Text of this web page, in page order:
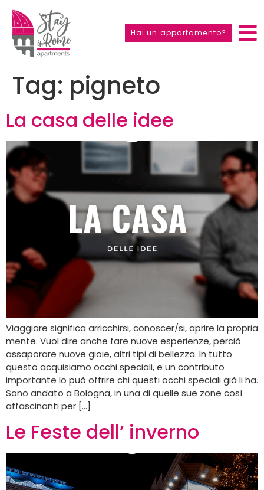
Hai un appartamento?
Tag: pigneto
La casa delle idee
Viaggiare significa arricchirsi, conoscer/si, aprire la propria
mente. Vuol dire anche fare nuove esperienze, perciò
assaporare nuove gioie, altri tipi di bellezza. In tutto
questo acquisiamo occhi speciali, e un contributo
importante lo può offrire chi questi occhi speciali già li ha.
Sono andato a Bologna, in una di quelle sue zone così
affascinanti per […]
Le Feste dell’ inverno